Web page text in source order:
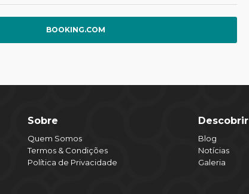
BOOKING.COM
Sobre
Quem Somos
Termos & Condições
Política de Privacidade
Descobrir
Blog
Notícias
Galeria